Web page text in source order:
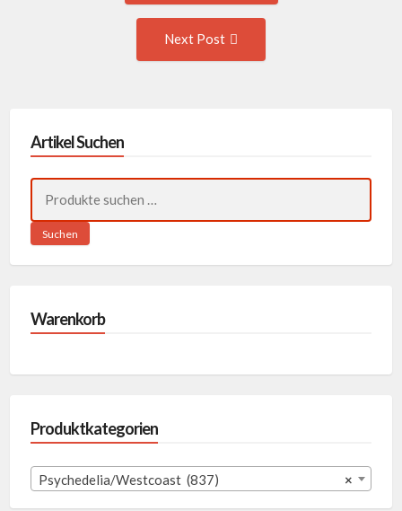
navigation
Next Post
Artikel Suchen
nach:
Suchen
Warenkorb
Produktkategorien
×
Psychedelia/Westcoast (837)